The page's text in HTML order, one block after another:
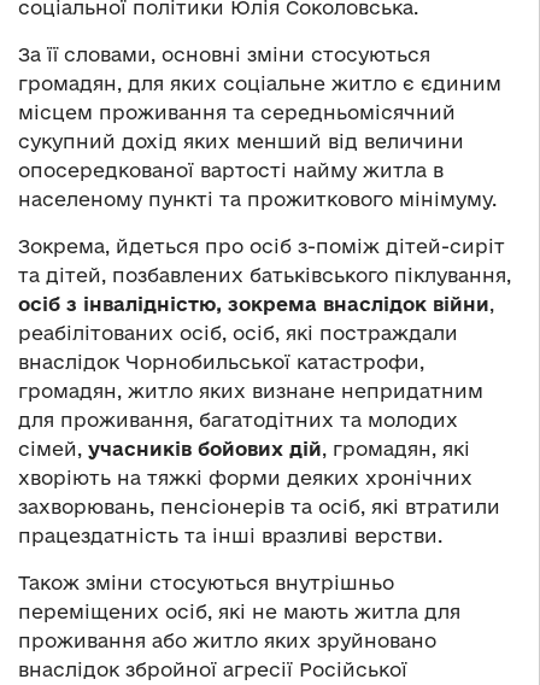
соціальної політики Юлія Соколовська.
За її словами, основні зміни стосуються
громадян, для яких соціальне житло є єдиним
місцем проживання та середньомісячний
сукупний дохід яких менший від величини
опосередкованої вартості найму житла в
населеному пункті та прожиткового мінімуму.
Зокрема, йдеться про осіб з-поміж дітей-сиріт
та дітей, позбавлених батьківського піклування,
осіб з інвалідністю, зокрема внаслідок війни,
реабілітованих осіб, осіб, які постраждали
внаслідок Чорнобильської катастрофи,
громадян, житло яких визнане непридатним
для проживання, багатодітних та молодих
сімей, учасників бойових дій, громадян, які
хворіють на тяжкі форми деяких хронічних
захворювань, пенсіонерів та осіб, які втратили
працездатність та інші вразливі верстви.
Також зміни стосуються внутрішньо
переміщених осіб, які не мають житла для
проживання або житло яких зруйновано
внаслідок збройної агресії Російської